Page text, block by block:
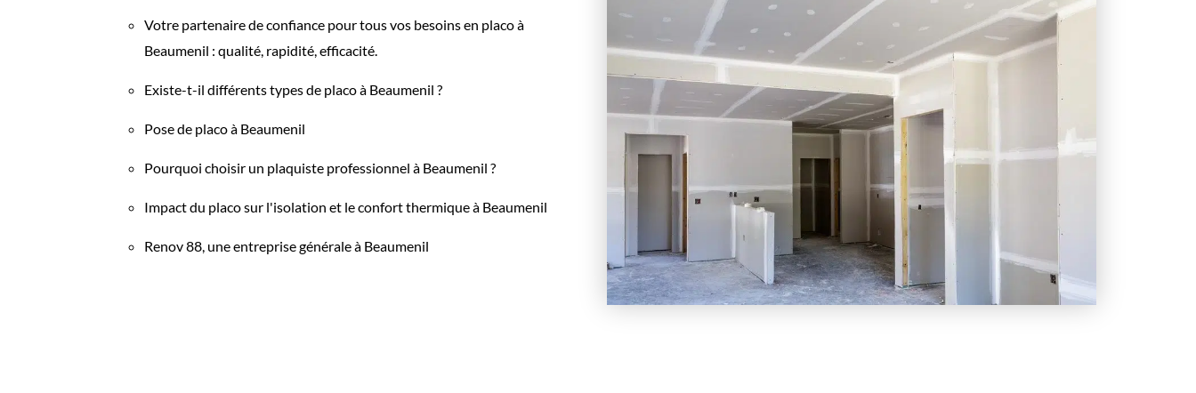
Votre partenaire de confiance pour tous vos besoins en placo à
Beaumenil : qualité, rapidité, efficacité.
Existe-t-il différents types de placo à Beaumenil ?
Pose de placo à Beaumenil
Pourquoi choisir un plaquiste professionnel à Beaumenil ?
Impact du placo sur l'isolation et le confort thermique à Beaumenil
Renov 88, une entreprise générale à Beaumenil